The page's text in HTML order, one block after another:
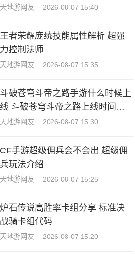
天地游网友 2026-08-07 15:40
王者荣耀庞统技能属性解析 超强
力控制法师
天地游网友 2026-08-07 15:35
斗破苍穹斗帝之路手游什么时候上
线 斗破苍穹斗帝之路上线时间一
览
天地游网友 2026-08-07 15:30
CF手游超级佣兵会不会出 超级佣
兵玩法介绍
天地游网友 2026-08-07 15:25
炉石传说高胜率卡组分享 标准决
战骑卡组代码
天地游网友 2026-08-07 15:20